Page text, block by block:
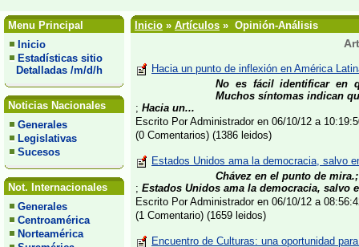
Menu Principal
Inicio
Estadísticas sitio
Detalladas /m/d/h
Noticias Nacionales
Generales
Legislativas
Sucesos
Not. Internacionales
Generales
Centroamérica
Norteamérica
Inicio » Artículos » Opinión-Análisis
Hacia un punto de inflexión en América
No es fácil identificar en
Muchos síntomas indican
; Hacia un...
Escrito Por Administrador en 06/10/12 a
(0 Comentarios) (1386 leidos)
Estados Unidos ama la democracia, salvo
Chávez en el punto de
; Estados Unidos ama la democracia, salvo
Escrito Por Administrador en 06/10/12 a
(1 Comentario) (1659 leidos)
Encuentro de Culturas: una oportunidad